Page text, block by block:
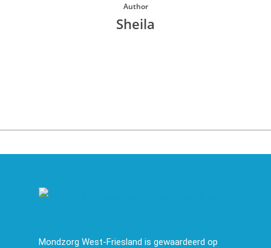
Author
Sheila
Mondzorg West-Friesland is gewaardeerd op